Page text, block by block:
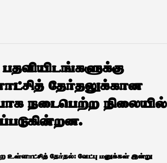
தேர்தலுக்கான
நடைபெற்ற நிலையில்
உள்ளாட்சித் தேர்தல்: வேட்பு மனுக்கள் இன்று